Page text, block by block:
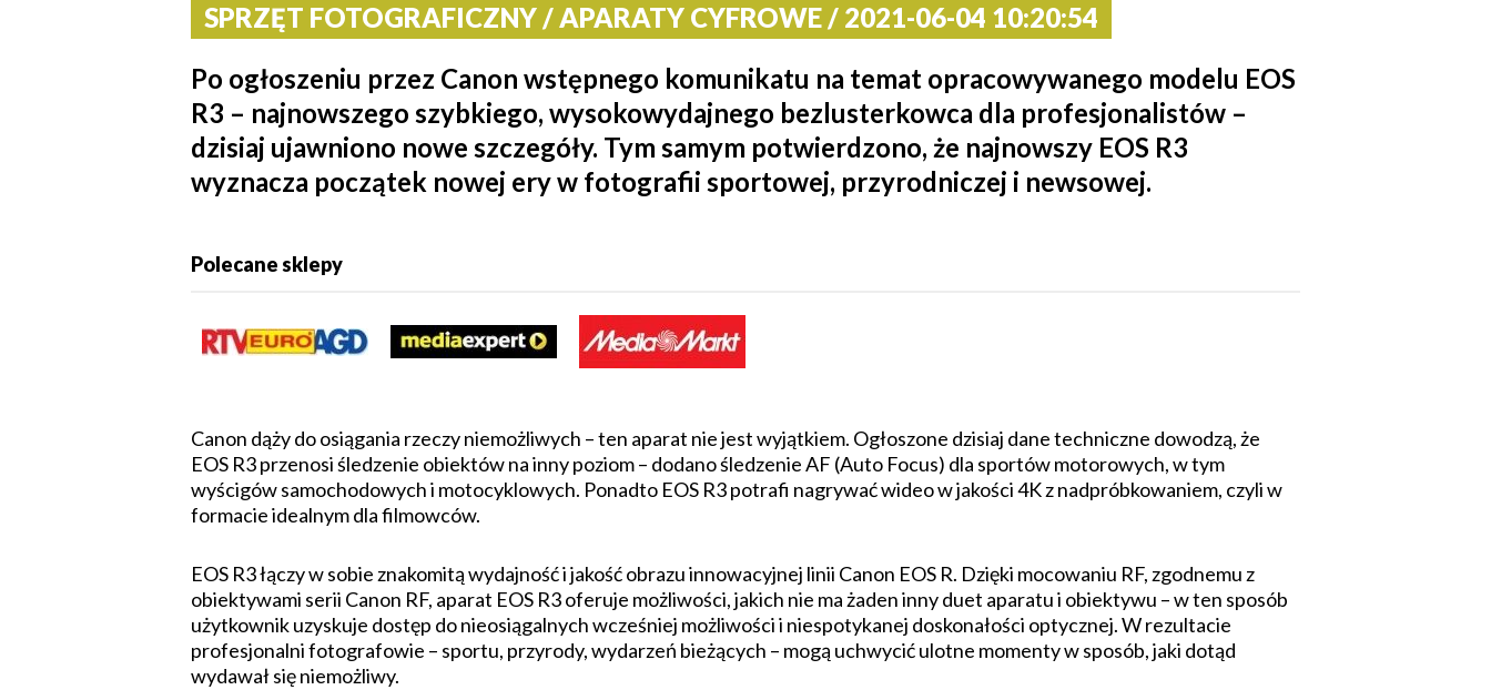
SPRZĘT FOTOGRAFICZNY / APARATY CYFROWE / 2021-06-04 10:20:54
Po ogłoszeniu przez Canon wstępnego komunikatu na temat opracowywanego modelu EOS
R3 – najnowszego szybkiego, wysokowydajnego bezlusterkowca dla profesjonalistów –
dzisiaj ujawniono nowe szczegóły. Tym samym potwier­dzono, że najnowszy EOS R3
wyznacza początek nowej ery w fotografii sportowej, przyrod­niczej i newsowej.
Polecane sklepy
Canon dąży do osiągania rzeczy niemożliwych – ten aparat nie jest wyjątkiem. Ogłoszone dzisiaj dane techniczne dowodzą, że
EOS R3 przenosi śledzenie obiektów na inny poziom – dodano śledzenie AF (Auto Focus) dla sportów motorowych, w tym
wyścigów samocho­do­wych i motocyklowych. Ponadto EOS R3 potrafi nagrywać wideo w jakości 4K z nadprób­ko­wa­niem, czyli w
formacie idealnym dla filmowców.
EOS R3 łączy w sobie znakomitą wydajność i jakość obrazu innowacyjnej linii Canon EOS R. Dzięki mocowaniu RF, zgodnemu z
obiektywami serii Canon RF, aparat EOS R3 oferuje możliwości, jakich nie ma żaden inny duet aparatu i obiektywu – w ten sposób
użytkownik uzyskuje dostęp do nieosiągalnych wcześniej możliwości i niespotykanej doskonałości optycz­nej. W rezultacie
profesjonalni fotografowie – sportu, przyrody, wydarzeń bieżących – mogą uchwycić ulotne momenty w sposób, jaki dotąd
wydawał się niemożliwy.